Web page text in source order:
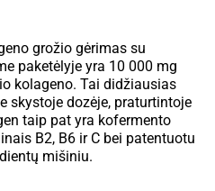
grožio gėrimas su
paketėlyje yra 10 000 mg
kolageno. Tai didžiausias
skystoje dozėje, praturtintoje
taip pat yra kofermento
B2, B6 ir C bei patentuotu
mišiniu.